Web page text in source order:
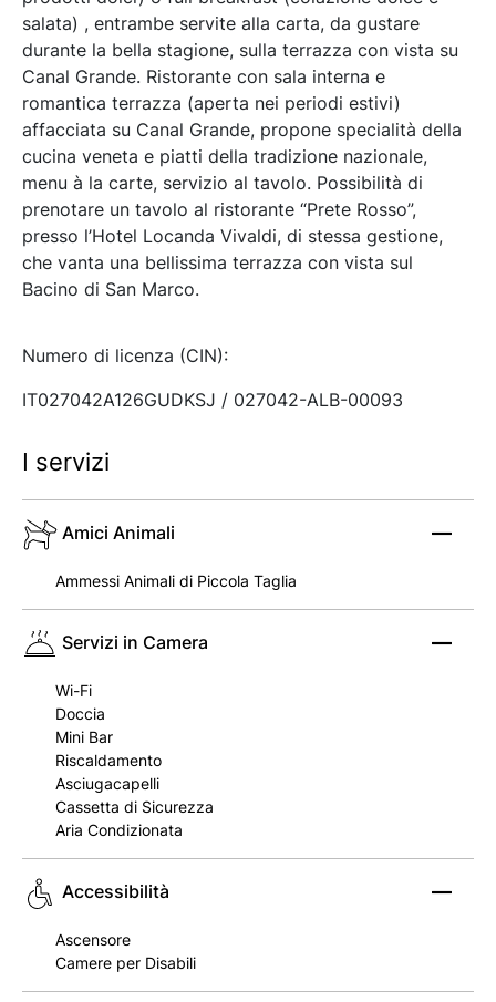
salata) , entrambe servite alla carta, da gustare
durante la bella stagione, sulla terrazza con vista su
Canal Grande. Ristorante con sala interna e
romantica terrazza (aperta nei periodi estivi)
affacciata su Canal Grande, propone specialità della
cucina veneta e piatti della tradizione nazionale,
menu à la carte, servizio al tavolo. Possibilità di
prenotare un tavolo al ristorante “Prete Rosso”,
presso l’Hotel Locanda Vivaldi, di stessa gestione,
che vanta una bellissima terrazza con vista sul
Bacino di San Marco.
Numero di licenza (CIN):
IT027042A126GUDKSJ / 027042-ALB-00093
I servizi
Amici Animali
Ammessi Animali di Piccola Taglia
Servizi in Camera
Wi-Fi
Doccia
Mini Bar
Riscaldamento
Asciugacapelli
Cassetta di Sicurezza
Aria Condizionata
Accessibilità
Ascensore
Camere per Disabili